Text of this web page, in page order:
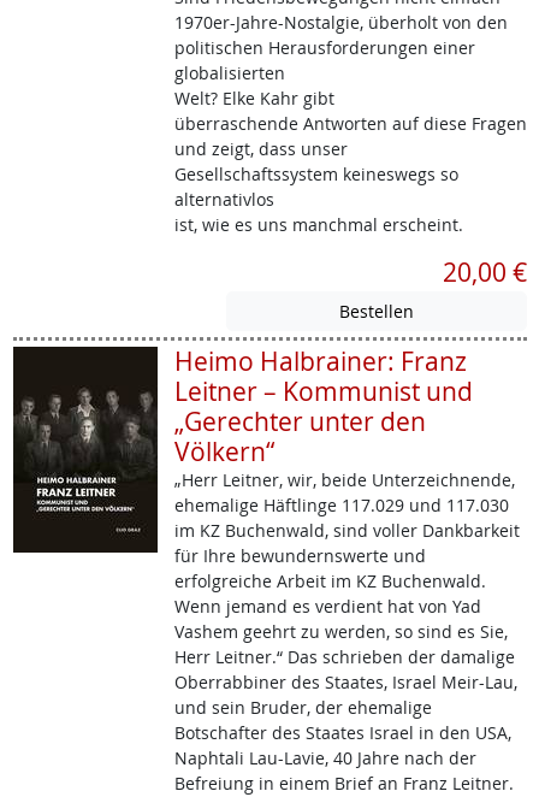
1970er-Jahre-Nostalgie, überholt von den
politischen Herausforderungen einer
globalisierten
Welt? Elke Kahr gibt
überraschende Antworten auf diese Fragen
und zeigt, dass unser
Gesellschaftssystem keineswegs so
alternativlos
ist, wie es uns manchmal erscheint.
20,00 €
Heimo Halbrainer: Franz
Leitner – Kommunist und
„Gerechter unter den
Völkern“
„Herr Leitner, wir, beide Unterzeichnende,
ehemalige Häftlinge 117.029 und 117.030
im KZ Buchenwald, sind voller Dankbarkeit
für Ihre bewundernswerte und
erfolgreiche Arbeit im KZ Buchenwald.
Wenn jemand es verdient hat von Yad
Vashem geehrt zu werden, so sind es Sie,
Herr Leitner.“ Das schrieben der damalige
Oberrabbiner des Staates, Israel Meir-Lau,
und sein Bruder, der ehemalige
Botschafter des Staates Israel in den USA,
Naphtali Lau-Lavie, 40 Jahre nach der
Befreiung in einem Brief an Franz Leitner.